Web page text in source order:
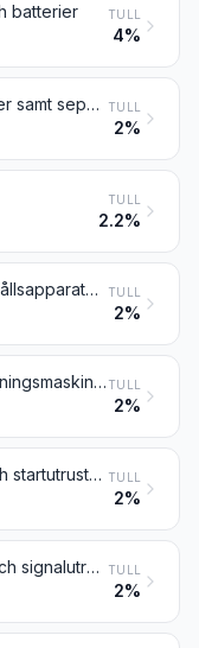
batterier TULL
4%
Elektriska ackumulatorer samt separatorer till sådana ackumulatorer, även kvadratiska eller rektangulära TULL
2%
TULL
2.2%
Elektromekaniska hushållsapparater med inbyggd elektrisk motor, andra än dammsugare enligt nr 8508 TULL
2%
Rakapparater, hårklippningsmaskiner och hårborttagningsapparater, med inbyggd elektrisk motor TULL
2%
Elektrisk tändnings- och startutrustning av sådana slag som används till förbränningsmotorer med gnist- eller kompressionständning (t.ex. tändmagneter, tändgeneratorer, tändspolar, tändstift och glödtändstift samt startmotorer); generatorer (för likström eller växelström) och bakströmsreläer av sådana slag som används tillsammans med förbränningsmotorer TULL
2%
Elektrisk belysnings- och signalutrustning (med undantag av varor enligt nr 8539), elektriska vindrutetorkare samt elektriska avfrostnings- och avimningsanordningar, av sådana slag som används till cyklar eller motorfordon TULL
2%